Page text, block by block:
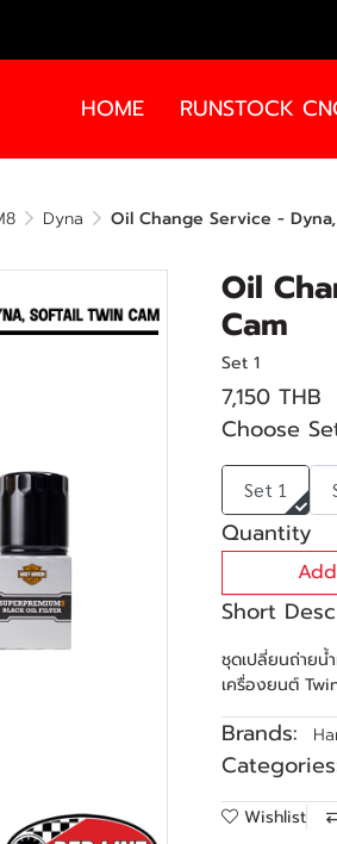
HOME RUNSTOCK
Dyna Oil Change Service -
Oil
Cam
Set 1
7,150 THB
Choose
Set 1
Quantity
Short
ชุดเปลี่ยนถ่ายน้
เครื่องยนต์
Brands:
Wishlist